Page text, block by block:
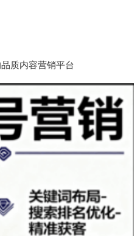
质内容营销平台